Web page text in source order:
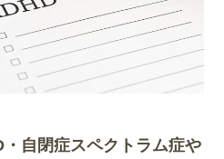
自閉症スペクトラム症や